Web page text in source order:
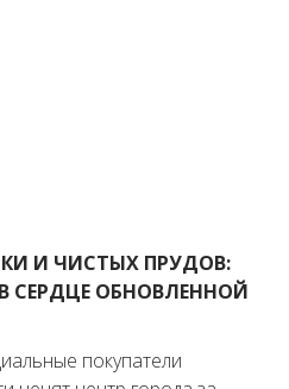
И ЧИСТЫХ ПРУДОВ:
СЕРДЦЕ ОБНОВЛЕННОЙ
покупатели